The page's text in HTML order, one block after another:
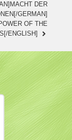
DER
GERMAN]
OF THE
ENGLISH]